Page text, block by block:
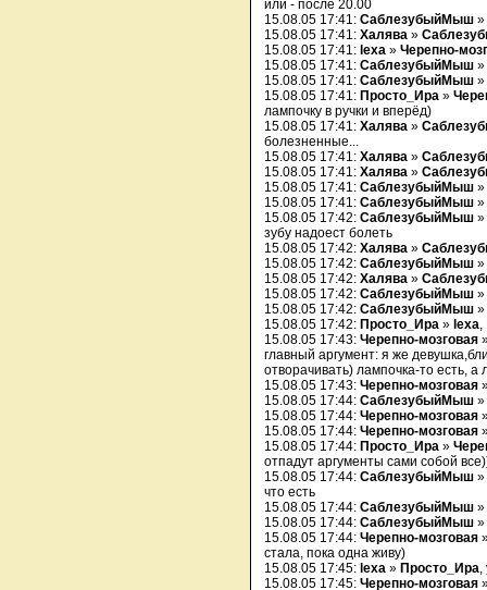
или - после 20.00
15.08.05 17:41: СаблезубыйМыш »
15.08.05 17:41: Халява »
15.08.05 17:41: lexa » Черепно-
15.08.05 17:41: СаблезубыйМыш »
15.08.05 17:41: СаблезубыйМыш »
15.08.05 17:41: Просто_Ира »
лампочку в ручки и вперёд)
15.08.05 17:41: Халява »
болезненные...
15.08.05 17:41: Халява »
15.08.05 17:41: Халява »
15.08.05 17:41: СаблезубыйМыш »
15.08.05 17:41: СаблезубыйМыш »
15.08.05 17:42: СаблезубыйМыш »
зубу надоест болеть
15.08.05 17:42: Халява »
15.08.05 17:42: СаблезубыйМыш »
15.08.05 17:42: Халява »
15.08.05 17:42: СаблезубыйМыш »
15.08.05 17:42: СаблезубыйМыш »
15.08.05 17:42: Просто_Ира » lexa,
15.08.05 17:43: Черепно-мозговая
главный аргумент: я же
отворачивать) лампочка-то есть, а
15.08.05 17:43: Черепно-мозговая
15.08.05 17:44: СаблезубыйМыш »
15.08.05 17:44: Черепно-мозговая
15.08.05 17:44: Черепно-мозговая
15.08.05 17:44: Просто_Ира »
отпадут аргументы сами собой
15.08.05 17:44: СаблезубыйМыш »
что есть
15.08.05 17:44: СаблезубыйМыш »
15.08.05 17:44: СаблезубыйМыш »
15.08.05 17:44: Черепно-мозговая
стала, пока одна живу)
15.08.05 17:45: lexa » Просто_Ира,
15.08.05 17:45: Черепно-мозговая